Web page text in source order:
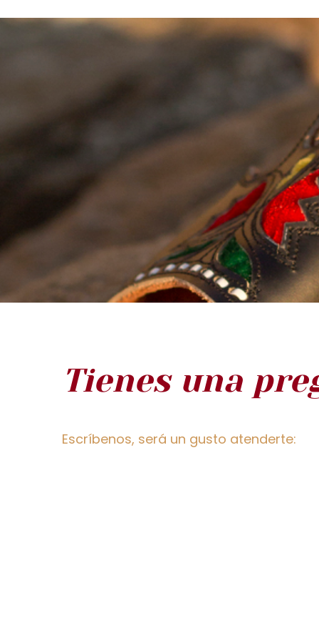
Tienes una
Escríbenos, será un gusto atenderte: